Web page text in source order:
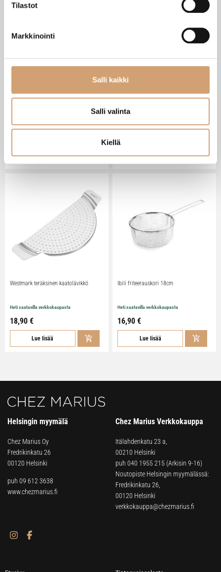
Tilastot
Markkinointi
Salli kaikki
Salli valinta
Kiellä
Paderno teräskattila korkea 20cm 5,5L
Heti saatavilla verkkokaupasta
Lue lisää
Grunwerg tiheä siivilä 20cm
Heti saatavilla verkkokaupasta
17,90 €
Lue lisää
Westmark teräksinen kaatolävikkö
Heti saatavilla verkkokaupasta
18,90 €
Lue lisää
Ibili friteerauskori 18cm
Heti saatavilla verkkokaupasta
16,90 €
Lue lisää
Helsingin myymälä
Chez Marius Oy
Fredrikinkatu 26
00120 Helsinki
puh 09 612 3638
www.chezmarius.fi
Chez Marius Verkkokauppa
Itälahdenkatu 23 a,
00210 Helsinki
puh 040 1955 215 (Arkisin 9-16)
Noutopiste Helsingin myymälässä:
Fredrikinkatu 26,
00120 Helsinki
verkkokauppa@chezmarius.fi